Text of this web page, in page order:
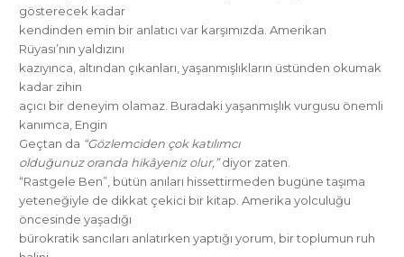
gösterecek kadar
kendinden emin bir anlatıcı var karşımızda. Amerikan
Rüyası’nın yaldızını
kazıyınca, altından çıkanları, yaşanmışlıkların üstünden okumak
kadar zihin
açıcı bir deneyim olamaz. Buradaki yaşanmışlık vurgusu önemli
kanımca, Engin
Geçtan da “Gözlemciden çok katılımcı
olduğunuz oranda hikâyeniz olur,”diyor zaten.
“Rastgele Ben”, bütün anıları hissettirmeden bugüne taşıma
yeteneğiyle de dikkat çekici bir kitap. Amerika yolculuğu
öncesinde yaşadığı
bürokratik sancıları anlatırken yaptığı yorum, bir toplumun ruh